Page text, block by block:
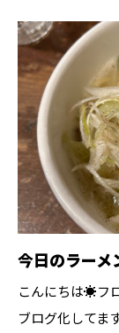
今日のラーメ
こんにちは☀️フ
ブログ化してま